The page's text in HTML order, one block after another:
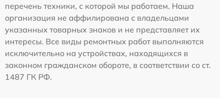
перечень техники, с которой мы работаем. Наша
организация не аффилирована с владельцами
указанных товарных знаков и не представляет их
интересы. Все виды ремонтных работ выполняются
исключительно на устройствах, находящихся в
законном гражданском обороте, в соответствии со ст.
1487 ГК РФ.